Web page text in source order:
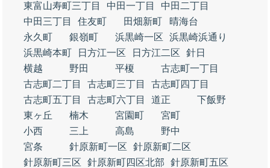
東富山寿町三丁目
中田一丁目
中田二丁目
中田三丁目
住友町 田畑新町
晴海台
永久町
銀嶺町 浜黒崎一区
浜黒崎浜通り
浜黒崎本町
日方江一区 日方江二区
針日
横越
野田 平榎
古志町一丁目
古志町二丁目
古志町三丁目
古志町四丁目
古志町五丁目
古志町六丁目 道正
下飯野
東ヶ丘
楠木 宮園町
宮町
小西
三上 高島
野中
宮条
針原新町一区
針原新町二区
針原新町三区
針原新町四区北部
針原新町五区